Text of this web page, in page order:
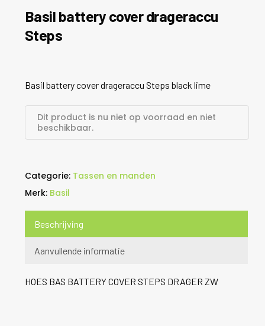
Basil battery cover drageraccu
Steps
Basil battery cover drageraccu Steps black lime
Dit product is nu niet op voorraad en niet
beschikbaar.
Categorie: Tassen en manden
Merk: Basil
Beschrijving
Aanvullende informatie
HOES BAS BATTERY COVER STEPS DRAGER ZW